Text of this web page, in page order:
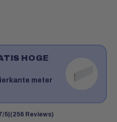
HOGE
meter
5 (256 Reviews)